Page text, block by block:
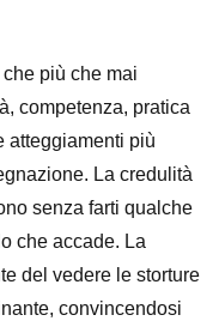
più che mai
competenza, pratica
atteggiamenti più
La credulità
senza farti qualche
che accade. La
del vedere le storture
convincendosi